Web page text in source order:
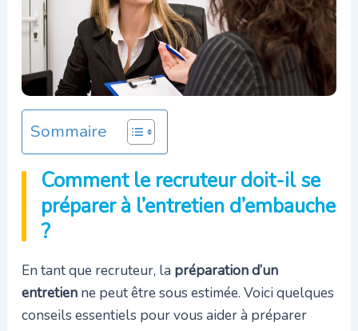
Sommaire
Comment le recruteur doit-il se
préparer à l’entretien d’embauche
?
En tant que recruteur, la préparation d’un
entretien ne peut être sous estimée. Voici quelques
conseils essentiels pour vous aider à préparer